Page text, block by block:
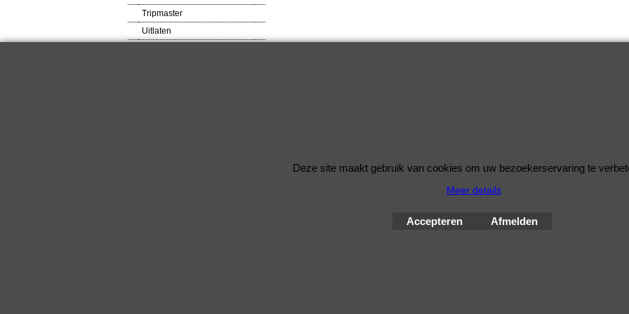
Tripmaster
Uitlaten
2026 sinds 1998
Deze site maakt gebruik van cookies om uw bezoekerservaring te
Meer details
Accepteren Afmelden